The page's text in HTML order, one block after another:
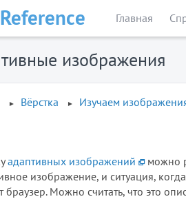
Reference Главная
изображения
Вёрстка Изучаем
адаптивных изображений
можно
изображение, и ситуация,
браузер. Можно считать, что это